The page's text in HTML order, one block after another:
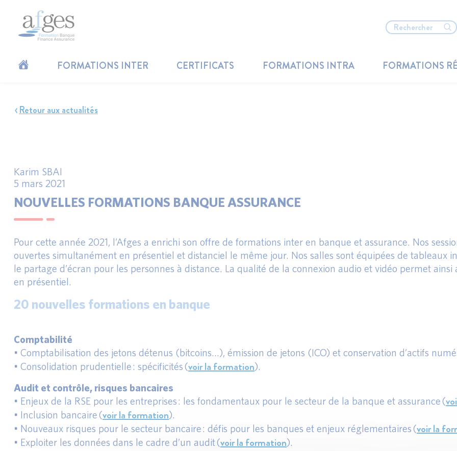
FORMATIONS INTER CERTIFICATS FORMATIONS INTRA FORMATIONS
Retour aux actualités
Karim SBAI
5 mars 2021
NOUVELLES FORMATIONS BANQUE ASSURANCE
Pour cette année 2021, l’Afges a enrichi son offre de formations inter en banque et assurance. Nos
ouvertes simultanément en présentiel et distanciel le même jour. Nos salles sont équipées de tableaux
le partage d’écran pour les personnes à distance. La qualité de la connexion audio et vidéo permet
en présentiel.
20 nouvelles formations en banque
Comptabilité
• Comptabilisation des jetons détenus (bitcoins…), émission de jetons (ICO) et conservation d’actifs
• Consolidation prudentielle : spécificités (voir la formation).
Audit et contrôle, risques bancaires
• Enjeux de la RSE pour les entreprises : les fondamentaux pour le secteur de la banque et assurance (
• Inclusion bancaire (voir la formation).
• Nouveaux risques pour le secteur bancaire : défis pour les banques et enjeux réglementaires (voir la
• Exploiter les données dans le cadre d’un audit (voir la formation).